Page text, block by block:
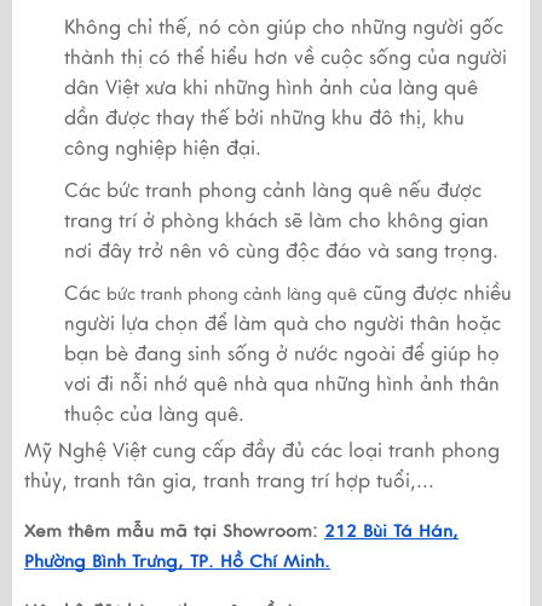
Không chỉ thế, nó còn giúp cho những người gốc
thành thị có thể hiểu hơn về cuộc sống của người
dân Việt xưa khi những hình ảnh của làng quê
dần được thay thế bởi những khu đô thị, khu
công nghiệp hiện đại.
Các bức tranh phong cảnh làng quê nếu được
trang trí ở phòng khách sẽ làm cho không gian
nơi đây trở nên vô cùng độc đáo và sang trọng.
Các bức tranh phong cảnh làng quê cũng được nhiều
người lựa chọn để làm quà cho người thân hoặc
bạn bè đang sinh sống ở nước ngoài để giúp họ
vơi đi nỗi nhớ quê nhà qua những hình ảnh thân
thuộc của làng quê.
Mỹ Nghệ Việt cung cấp đầy đủ các loại tranh phong
thủy, tranh tân gia, tranh trang trí hợp tuổi,...
Xem thêm mẫu mã tại Showroom: 212 Bùi Tá Hán,
Phường Bình Trưng, TP. Hồ Chí Minh.